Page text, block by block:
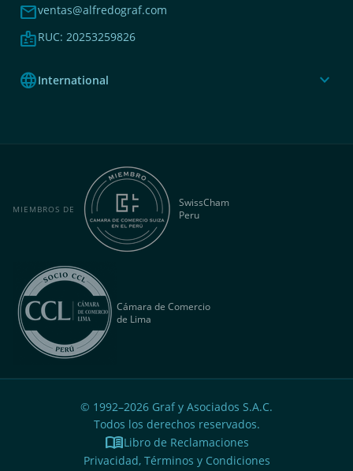
mailventas@alfredograf.com
badgeRUC: 20253259826
languageInternational expand_more
MIEMBROS DE
SwissCham
Peru
Cámara de Comercio
de Lima
© 1992–2026 Graf y Asociados S.A.C.
Todos los derechos reservados.
menu_bookLibro de Reclamaciones
Privacidad, Términos y Condiciones